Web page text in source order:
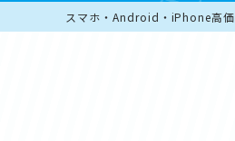
スマホ・Android・iPhone高